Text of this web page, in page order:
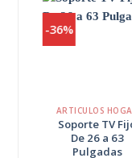
-36%
ARTICULOS
Soporte TV
De 26 a 63
Pulgadas